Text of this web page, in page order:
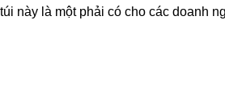
này là một phải có cho các doanh